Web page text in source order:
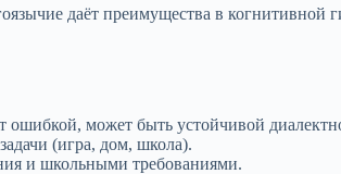
даёт преимуществa в когнитивной
ошибкой, может быть устойчивой
(игра, дом, школа).
и школьными требованиями.